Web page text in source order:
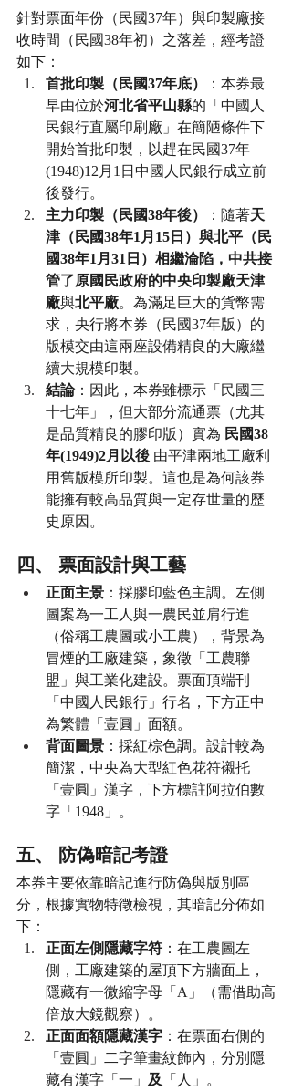
針對票面年份（民國37年）與印製廠接
收時間（民國38年初）之落差，經考證
如下：
首批印製（民國37年底）
：本券最
早由位於河北省平山縣的「中國人
民銀行直屬印刷廠」在簡陋條件下
開始首批印製，以趕在民國37年
(1948)12月1日中國人民銀行成立前
後發行。
主力印製（民國38年後）
：隨著天
津（民國38年1月15日）與北平（民
國38年1月31日）相繼淪陷，中共接
管了原國民政府的中央印製廠天津
廠與北平廠。為滿足巨大的貨幣需
求，央行將本券（民國37年版）的
版模交由這兩座設備精良的大廠繼
續大規模印製。
結論：因此，本券雖標示「民國三
十七年」，但大部分流通票（尤其
是品質精良的膠印版）實為 民國38
年(1949)2月以後 由平津兩地工廠利
用舊版模所印製。這也是為何該券
能擁有較高品質與一定存世量的歷
史原因。
四、 票面設計與工藝
正面主景 ：採膠印藍色主調。左側
圖案為一工人與一農民並肩行進
（俗稱工農圖或小工農），背景為
冒煙的工廠建築，象徵「工農聯
盟」與工業化建設。票面頂端刊
「中國人民銀行」行名，下方正中
為繁體「壹圓」面額。
背面圖景 ：採紅棕色調。設計較為
簡潔，中央為大型紅色花符襯托
「壹圓」漢字，下方標註阿拉伯數
字「1948」。
五、 防偽暗記考證
本券主要依靠暗記進行防偽與版別區
分，根據實物特徵檢視，其暗記分佈如
下：
正面左側隱藏字符 ：在工農圖左
側，工廠建築的屋頂下方牆面上，
隱藏有一微縮字母「A」（需借助高
倍放大鏡觀察）。
正面面額隱藏漢字 ：在票面右側的
「壹圓」二字筆畫紋飾內，分別隱
藏有漢字「一」 及 「人」。